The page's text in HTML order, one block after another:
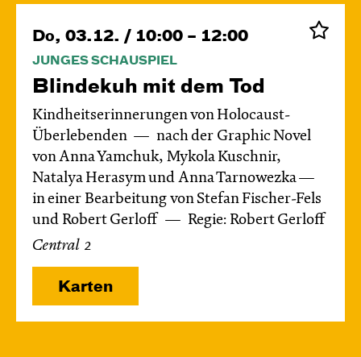
Do, 03.12. / 10:00 – 12:00
JUNGES SCHAUSPIEL
Blinde­kuh mit dem Tod
Kindheitserinnerungen von Holocaust-
Überlebenden
nach der Graphic Novel
von Anna Yamchuk, Mykola Kuschnir,
Natalya Herasym und Anna Tarnowezka —
in einer Bearbeitung von Stefan Fischer-Fels
und Robert Gerloff
Regie: Robert Gerloff
Central 2
Karten